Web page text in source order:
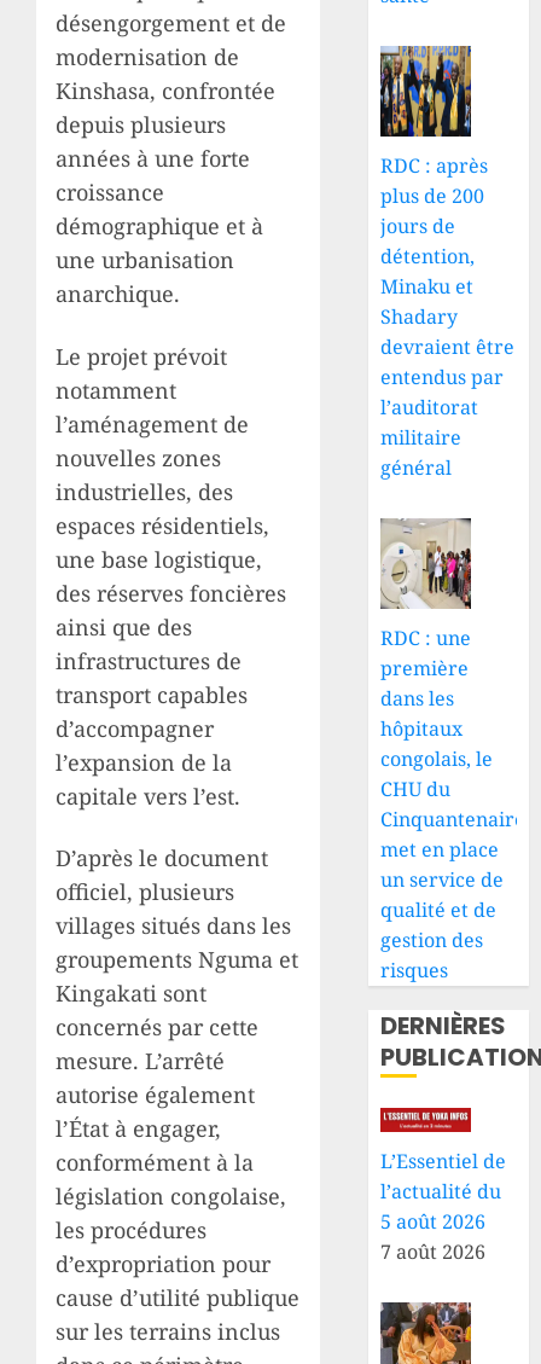
désengorgement et de
modernisation de
Kinshasa, confrontée
depuis plusieurs
années à une forte
croissance
démographique et à
une urbanisation
anarchique.
Le projet prévoit
notamment
l’aménagement de
nouvelles zones
industrielles, des
espaces résidentiels,
une base logistique,
des réserves foncières
ainsi que des
infrastructures de
transport capables
d’accompagner
l’expansion de la
capitale vers l’est.
D’après le document
officiel, plusieurs
villages situés dans les
groupements Nguma et
Kingakati sont
concernés par cette
mesure. L’arrêté
autorise également
l’État à engager,
conformément à la
législation congolaise,
les procédures
d’expropriation pour
cause d’utilité publique
sur les terrains inclus
RDC : après
plus de 200
jours de
détention,
Minaku et
Shadary
devraient être
entendus par
l’auditorat
militaire
général
RDC : une
première
dans les
hôpitaux
congolais, le
CHU du
Cinquantenaire
met en place
un service de
qualité et de
gestion des
risques
DERNIÈRES
L’Essentiel de
l’actualité du
5 août 2026
7 août 2026